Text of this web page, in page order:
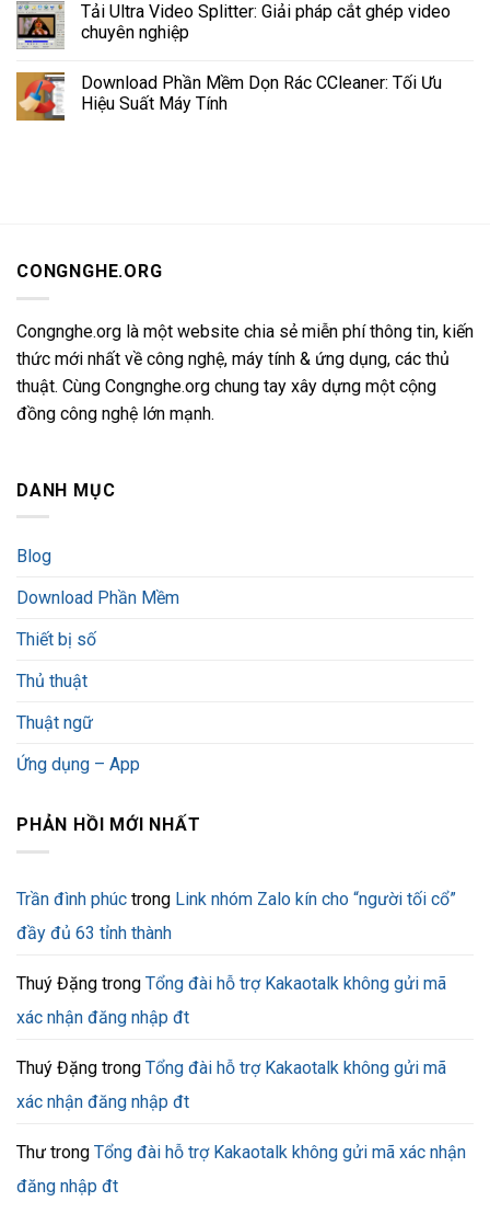
Tải Ultra Video Splitter: Giải pháp cắt ghép video
chuyên nghiệp
Download Phần Mềm Dọn Rác CCleaner: Tối Ưu
Hiệu Suất Máy Tính
CONGNGHE.ORG
Congnghe.org là một website chia sẻ miễn phí thông tin, kiến
thức mới nhất về công nghệ, máy tính & ứng dụng, các thủ
thuật. Cùng Congnghe.org chung tay xây dựng một cộng
đồng công nghệ lớn mạnh.
DANH MỤC
Blog
Download Phần Mềm
Thiết bị số
Thủ thuật
Thuật ngữ
Ứng dụng – App
PHẢN HỒI MỚI NHẤT
Trần đình phúc trong Link nhóm Zalo kín cho “người tối cổ”
đầy đủ 63 tỉnh thành
Thuý Đặng trong Tổng đài hỗ trợ Kakaotalk không gửi mã
xác nhận đăng nhập đt
Thuý Đặng trong Tổng đài hỗ trợ Kakaotalk không gửi mã
xác nhận đăng nhập đt
Thư trong Tổng đài hỗ trợ Kakaotalk không gửi mã xác nhận
đăng nhập đt